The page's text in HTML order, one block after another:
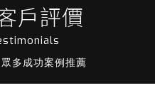
戶評價
多成功案例推薦